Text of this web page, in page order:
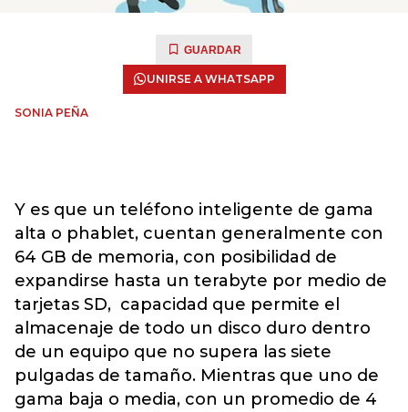
GUARDAR
UNIRSE A WHATSAPP
SONIA PEÑA
Y es que un teléfono inteligente de gama
alta o phablet, cuentan generalmente con
64 GB de memoria, con posibilidad de
expandirse hasta un terabyte por medio de
tarjetas SD, capacidad que permite el
almacenaje de todo un disco duro dentro
de un equipo que no supera las siete
pulgadas de tamaño. Mientras que uno de
gama baja o media, con un promedio de 4